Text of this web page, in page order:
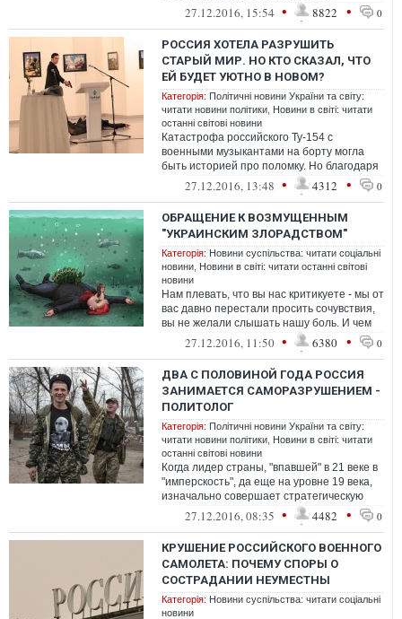
банальным инструментом продолжения
27.12.2016, 15:54 • 8822 • 0
РОССИЯ ХОТЕЛА РАЗРУШИТЬ
СТАРЫЙ МИР. НО КТО СКАЗАЛ, ЧТО
ЕЙ БУДЕТ УЮТНО В НОВОМ?
Категорія: Політичні новини України та світу:
читати новини політики Новини в світі: читати
останні світові новини
Катастрофа российского Ту-154 с
военными музыкантами на борту могла
быть историей про поломку. Но благодаря
Москве она обречена стать историей про
27.12.2016, 13:48 • 4312 • 0
ОБРАЩЕНИЕ К ВОЗМУЩЕННЫМ
"УКРАИНСКИМ ЗЛОРАДСТВОМ"
Категорія: Новини суспільства: читати соціальні
новини Новини в світі: читати останні світові
новини
Нам плевать, что вы нас критикуете - мы от
вас давно перестали просить сочувствия,
вы не желали слышать нашу боль. И чем
больше таких информационных р...
27.12.2016, 11:50 • 6380 • 0
ДВА С ПОЛОВИНОЙ ГОДА РОССИЯ
ЗАНИМАЕТСЯ САМОРАЗРУШЕНИЕМ -
ПОЛИТОЛОГ
Категорія: Політичні новини України та світу:
читати новини політики Новини в світі: читати
останні світові новини
Когда лидер страны, "впавшей" в 21 веке в
"имперскость", да еще на уровне 19 века,
изначально совершает стратегическую
ошибку, дальнейших ошибок/траге...
27.12.2016, 08:35 • 4482 • 0
КРУШЕНИЕ РОССИЙСКОГО ВОЕННОГО
САМОЛЕТА: ПОЧЕМУ СПОРЫ О
СОСТРАДАНИИ НЕУМЕСТНЫ
Категорія: Новини суспільства: читати соціальні
новини